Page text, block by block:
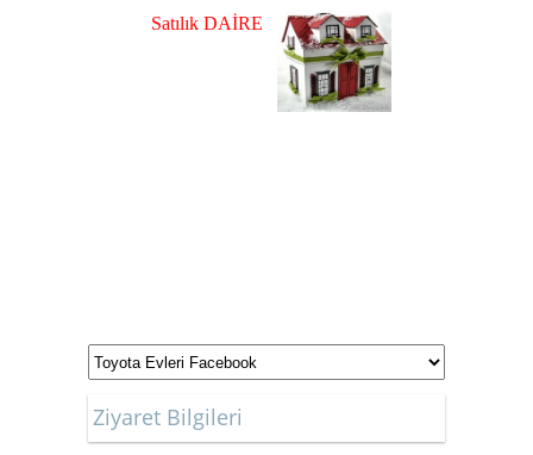
Satılık DAİRE
Ziyaret Bilgileri